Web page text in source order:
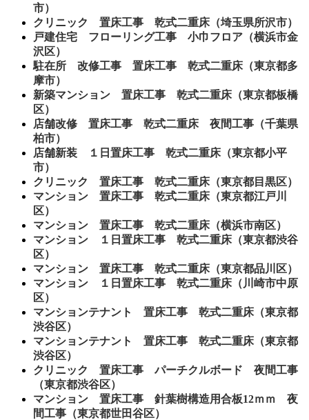
市）
クリニック 置床工事 乾式二重床（埼玉県所沢市）
戸建住宅 フローリング工事 小巾フロア（横浜市金
沢区）
駐在所 改修工事 置床工事 乾式二重床（東京都多
摩市）
新築マンション 置床工事 乾式二重床（東京都板橋
区）
店舗改修 置床工事 乾式二重床 夜間工事（千葉県
柏市）
店舗新装 １日置床工事 乾式二重床（東京都小平
市）
クリニック 置床工事 乾式二重床（東京都目黒区）
マンション 置床工事 乾式二重床（東京都江戸川
区）
マンション 置床工事 乾式二重床（横浜市南区）
マンション １日置床工事 乾式二重床（東京都渋谷
区）
マンション 置床工事 乾式二重床（東京都品川区）
マンション １日置床工事 乾式二重床（川崎市中原
区）
マンションテナント 置床工事 乾式二重床（東京都
渋谷区）
マンションテナント 置床工事 乾式二重床（東京都
渋谷区）
クリニック 置床工事 パーチクルボード 夜間工事
（東京都渋谷区）
マンション 置床工事 針葉樹構造用合板12ｍｍ 夜
間工事（東京都世田谷区）